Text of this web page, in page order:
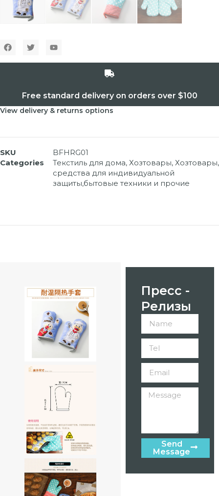
Free standard delivery on orders over $100
View delivery & returns options
SKU
BFHRG01
Categories
Текстиль для дома, Хозтовары, Хозтовары,
средства для индивидуальной
защиты,бытовые техники и прочие
Пресс -
Релизы
Send
Message